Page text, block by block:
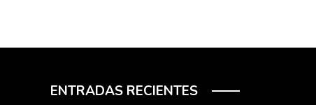
ENTRADAS RECIENTES